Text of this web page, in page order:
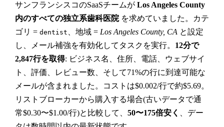
サンフランシスコのSaaSチームが Los Angeles County
内のすべての独立系歯科医院を求めていました。カテ
ゴリ = dentist 、地域 = Los Angeles County, CA と設定
し、メール補強を有効化してタスクを実行。 12分で
2,847行を取得: ビジネス名、住所、電話、ウェブサイ
ト、評価、レビュー数、そして71%の行に到達可能な
メールが含まれました。コストは$0.002/行で約$5.69。
リストブローカーから購入する場合(古いデータで通
常$0.30〜$1.00/行)と比較して、 50〜175倍安く 、デー